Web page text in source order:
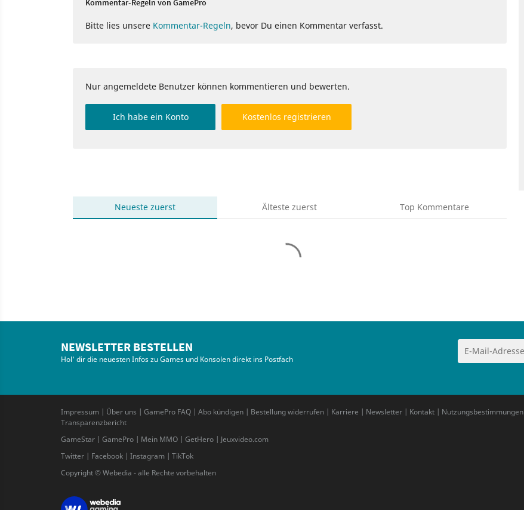
Kommentar-Regeln von GamePro
Bitte lies unsere Kommentar-Regeln, bevor Du einen Kommentar verfasst.
Nur angemeldete Benutzer können kommentieren und bewerten.
Ich habe ein Konto Kostenlos registrieren
Neueste zuerst Älteste zuerst Top Kommentare
NEWSLETTER BESTELLEN
Hol' dir die neuesten Infos zu Games und Konsolen direkt ins Postfach
Impressum | Über uns | GamePro FAQ | Abo kündigen | Bestellung widerrufen | Karriere | Newsletter | Kontakt | Nutzungsbestimmungen
Transparenzbericht
GameStar | GamePro | Mein MMO | GetHero | Jeuxvideo.com
Twitter | Facebook | Instagram | TikTok
Copyright © Webedia - alle Rechte vorbehalten